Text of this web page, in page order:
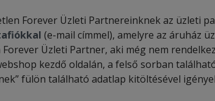
Forever Üzleti Partnereinknek az üzleti
(e-mail címmel), amelyre az áruház
Forever Üzleti Partner, aki még nem
kezdő oldalán, a felső sorban
fülön található adatlap kitöltésével